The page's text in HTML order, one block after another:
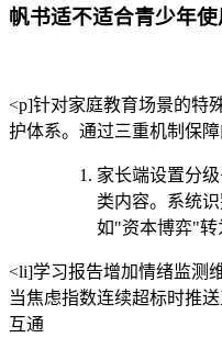
帆书适不适合青少年
<p]针对家庭教育场景的特
护体系。通过三重机制保障
家长端设置分
类内容。系统
如"资本博弈"
<li]学习报告增加情绪监测
当焦虑指数连续超标时推
互通